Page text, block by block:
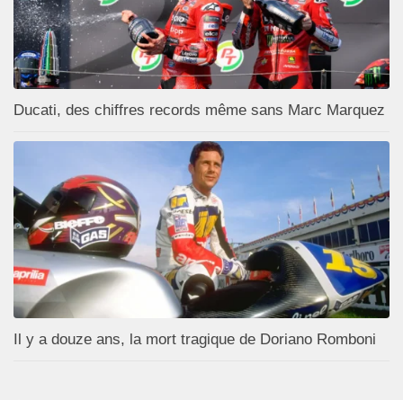
Ducati, des chiffres records même sans Marc Marquez
Il y a douze ans, la mort tragique de Doriano Romboni